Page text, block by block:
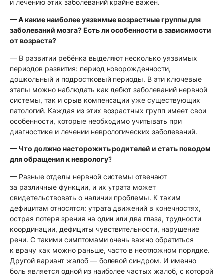
и лечению этих заболеваний крайне важен.
— А какие наиболее уязвимые возрастные группы для
заболеваний мозга? Есть ли особенности в зависимости
от возраста?
— В развитии ребёнка выделяют несколько уязвимых
периодов развития: период новорожденности,
дошкольный и подростковый периоды. В эти ключевые
этапы можно наблюдать как дебют заболеваний нервной
системы, так и срыв компенсации уже существующих
патологий. Каждая из этих возрастных групп имеет свои
особенности, которые необходимо учитывать при
диагностике и лечении неврологических заболеваний.
— Что должно насторожить родителей и стать поводом
для обращения к неврологу?
— Разные отделы нервной системы отвечают
за различные функции, и их утрата может
свидетельствовать о наличии проблемы. К таким
дефицитам относятся: утрата движений в конечностях,
острая потеря зрения на один или два глаза, трудности
координации, дефициты чувствительности, нарушение
речи. С такими симптомами очень важно обратиться
к врачу как можно раньше, часто в неотложном порядке.
Другой вариант жалоб — болевой синдром. И именно
боль является одной из наиболее частых жалоб, с которой